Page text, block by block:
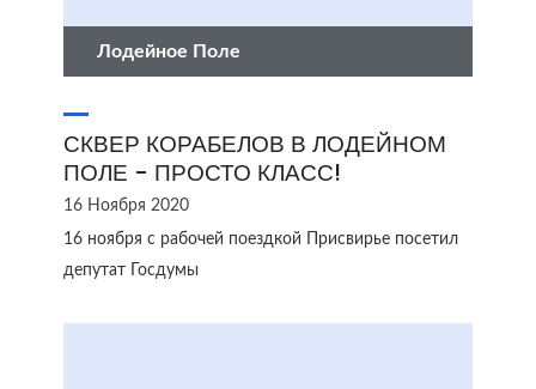
Лодейное Поле
СКВЕР КОРАБЕЛОВ В ЛОДЕЙНОМ
ПОЛЕ - ПРОСТО КЛАСС!
16 Ноября 2020
16 ноября с рабочей поездкой Присвирье посетил
депутат Госдумы